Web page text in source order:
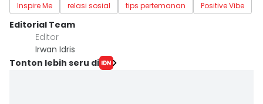
Inspire Me relasi sosial tips pertemanan Positive Vibe
Editorial Team
Editor
Irwan Idris
Tonton lebih seru di